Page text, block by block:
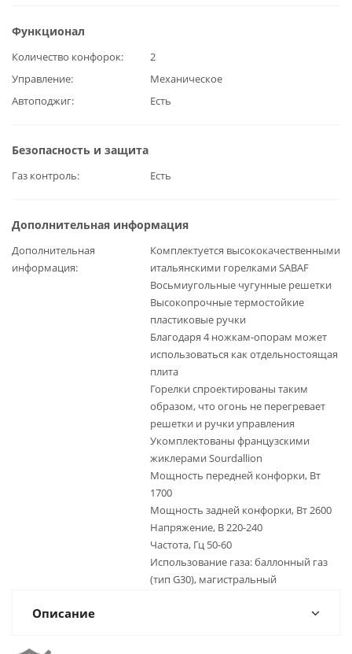
Функционал
Количество конфорок
2
Управление
Механическое
Автоподжиг
Есть
Безопасность и защита
Газ контроль Есть
Дополнительная информация
Дополнительная
информация
Комплектуется высококачественными
итальянскими горелками SABAF
Восьмиугольные чугунные решетки
Высокопрочные термостойкие
пластиковые ручки
Благодаря 4 ножкам-опорам может
использоваться как отдельностоящая
плита
Горелки спроектированы таким
образом, что огонь не перегревает
решетки и ручки управления
Укомплектованы французскими
жиклерами Sourdallion
Мощность передней конфорки, Вт
1700
Мощность задней конфорки, Вт 2600
Напряжение, В 220-240
Частота, Гц 50-60
Использование газа: баллонный газ
(тип G30), магистральный
Описание